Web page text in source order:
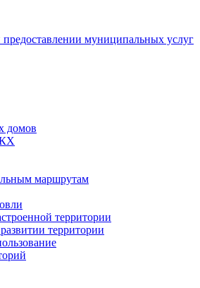
муниципальных услуг
домов
маршрутам
территории
территории